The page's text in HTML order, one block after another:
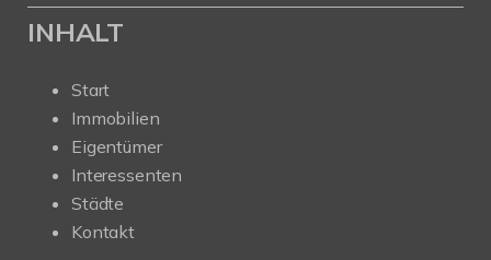
INHALT
Start
Immobilien
Eigentümer
Interessenten
Städte
Kontakt